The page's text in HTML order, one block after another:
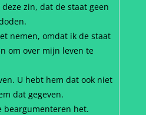
zin, dat de staat geen
nemen, omdat ik de staat
om over mijn leven te
U hebt hem dat ook niet
dat gegeven.
beargumenteren het.